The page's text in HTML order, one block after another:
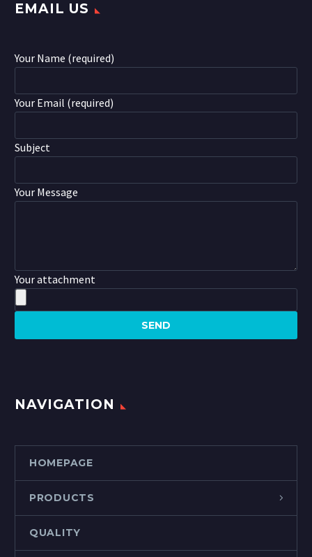
EMAIL US
Your Name (required)
Your Email (required)
Subject
Your Message
Your attachment
NAVIGATION
HOMEPAGE
PRODUCTS
QUALITY